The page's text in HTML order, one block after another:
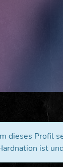
dieses Profil
ist